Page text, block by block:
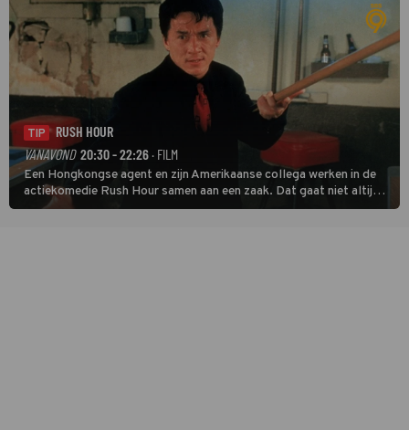
TIP
RUSH HOUR
VANAVOND 20:30 - 22:26 · FILM
Een Hongkongse agent en zijn Amerikaanse collega werken in de
actiekomedie Rush Hour samen aan een zaak. Dat gaat niet altijd
van een leien dakje.